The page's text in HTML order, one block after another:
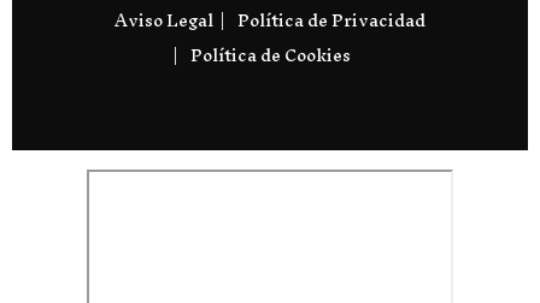
Aviso Legal
Política de Privacidad
Política de Cookies